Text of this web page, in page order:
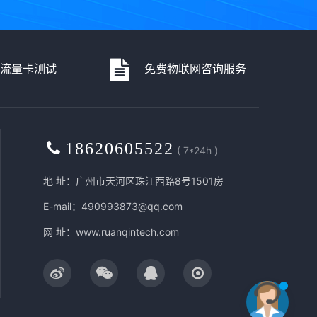
流量卡测试 免费物联网咨询服务
18620605522 ( 7*24h )
地 址：广州市天河区珠江西路8号1501房
E-mail：490993873@qq.com
网 址：www.ruanqintech.com